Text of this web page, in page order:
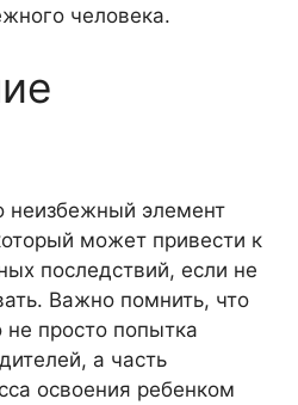
человека.
неизбежный элемент
может привести к
последствий, если не
Важно помнить, что
просто попытка
а часть
освоения ребенком